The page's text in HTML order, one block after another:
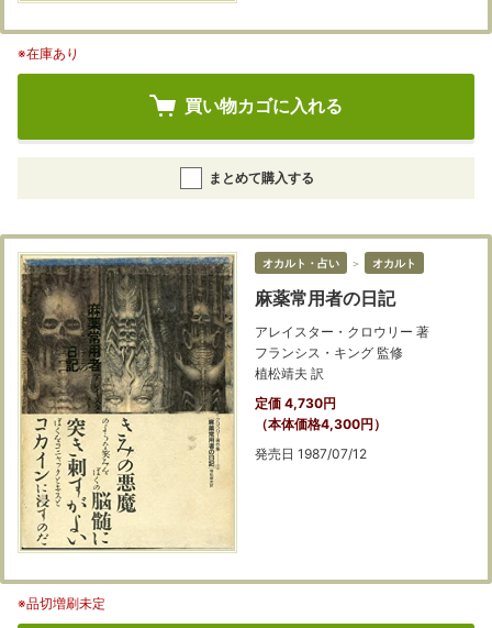
※在庫あり
買い物カゴに入れる
まとめて購入する
オカルト・占い ＞ オカルト
麻薬常用者の日記
アレイスター・クロウリー 著
フランシス・キング 監修
植松靖夫 訳
定価 4,730円
（本体価格4,300円）
発売日 1987/07/12
※品切増刷未定